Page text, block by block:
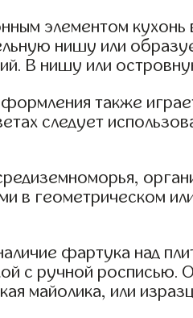
элементом
нишу или
В нишу или
также
следует
в геометрическом
фартука над
с ручной росписью.
майолика, или